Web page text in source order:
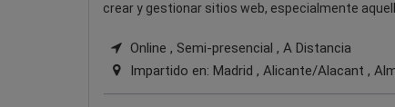
crear y gestionar sitios web, especialmente
Online , Semi-presencial , A Distancia
Impartido en: Madrid , Alicante/Alacant ,